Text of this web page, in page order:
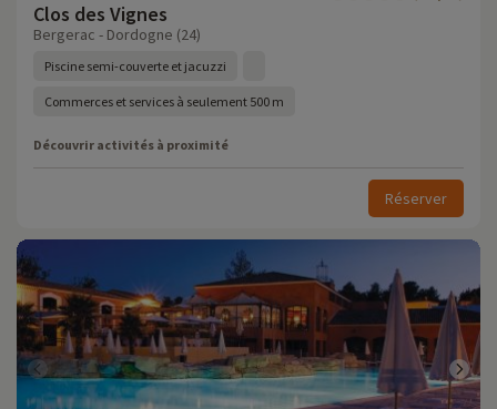
Clos des Vignes
Bergerac - Dordogne (24)
Piscine semi-couverte et jacuzzi
Commerces et services à seulement 500 m
Découvrir activités à proximité
Réserver